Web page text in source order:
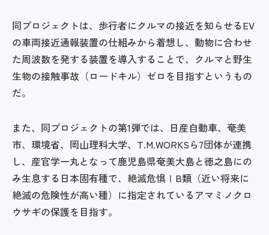
同プロジェクトは、歩行者にクルマの接近を知らせるEV
の車両接近通報装置の仕組みから着想し、動物に合わせ
た周波数を発する装置を導入することで、クルマと野生
生物の接触事故（ロードキル）ゼロを目指すというもの
だ。
また、同プロジェクトの第1弾では、日産自動車、奄美
市、環境省、岡山理科大学、T.M.WORKSら7団体が連携
し、産官学一丸となって鹿児島県奄美大島と徳之島にの
み生息する日本固有種で、絶滅危惧ⅠB類（近い将来に
絶滅の危険性が高い種）に指定されているアマミノクロ
ウサギの保護を目指す。